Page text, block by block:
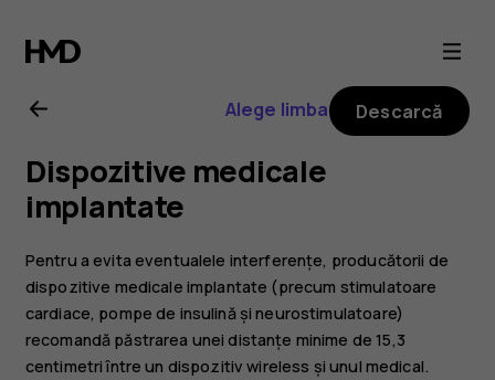
Ghid
de
utilizare
Nokia
G21
Alege limba Descarcă
Dispozitive medicale
implantate
Pentru a evita eventualele interferențe, producătorii de
dispozitive medicale implantate (precum stimulatoare
cardiace, pompe de insulină și neurostimulatoare)
recomandă păstrarea unei distanțe minime de 15,3
centimetri între un dispozitiv wireless și unul medical.